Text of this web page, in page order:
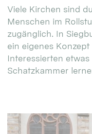
Viele Kirchen sind
Menschen im
zugänglich. In
ein eigenes
Interessierten
Schatzkammer